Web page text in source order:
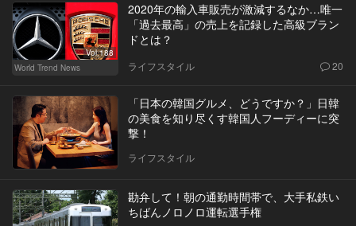
Vol.188
World Trend News
2020年の輸入車販売が激減するなか…唯一
「過去最高」の売上を記録した高級ブラン
ドとは？
ライフスタイル 20
「日本の韓国グルメ、どうですか？」日韓
の美食を知り尽くす韓国人フーディーに突
撃！
ライフスタイル
勘弁して！朝の通勤時間帯で、大手私鉄い
ちばんノロノロ運転選手権